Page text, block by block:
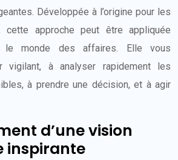
Développée à l’origine pour les
cette approche peut être appliquée
le monde des affaires. Elle vous
vigilant, à analyser rapidement les
à prendre une décision, et à agir
d’une vision
inspirante